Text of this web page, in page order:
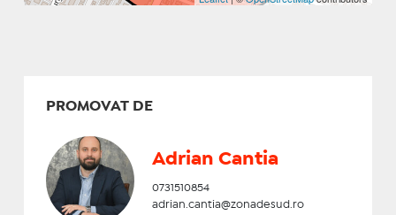
PROMOVAT DE
Adrian Cantia
0731510854
adrian.cantia@zonadesud.ro